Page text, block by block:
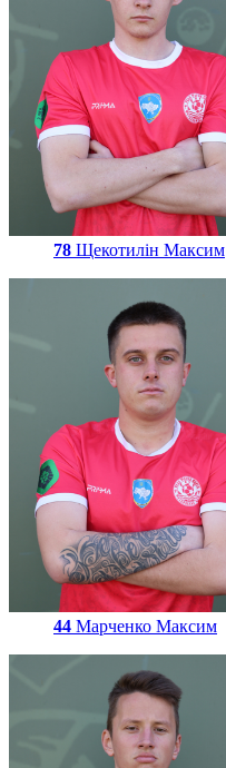
78 Щекотилін Максим
44 Марченко Максим